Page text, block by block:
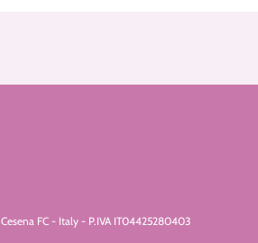
FC - Italy - P.IVA IT04425280403